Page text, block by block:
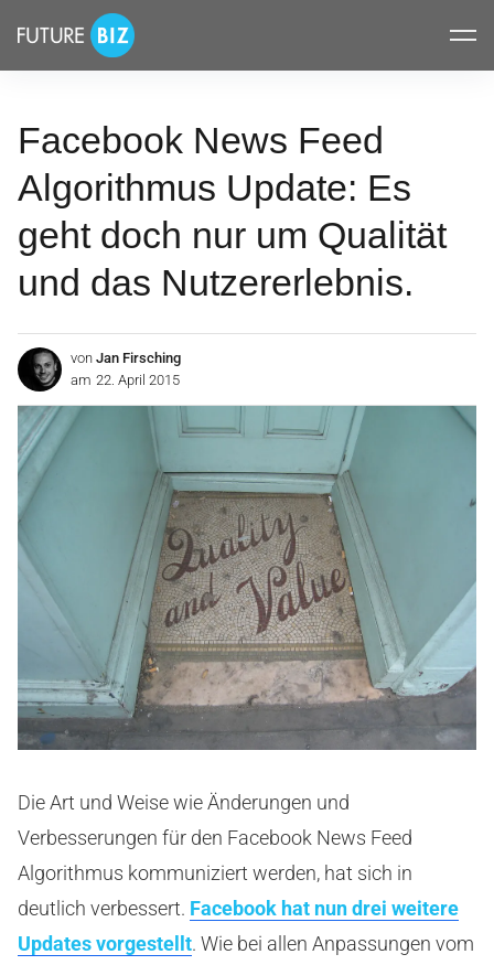
überspringen
FUTUREBIZ
Facebook News Feed
Algorithmus Update: Es
geht doch nur um Qualität
und das Nutzererlebnis.
von Jan Firsching
am 22. April 2015
Die Art und Weise wie Änderungen und
Verbesserungen für den Facebook News Feed
Algorithmus kommuniziert werden, hat sich in
deutlich verbessert. Facebook hat nun drei weitere
Updates vorgestellt. Wie bei allen Anpassungen vom